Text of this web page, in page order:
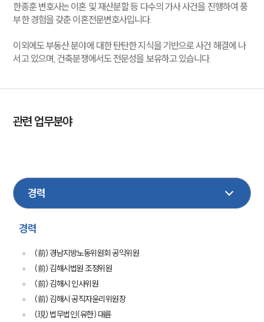
한종훈 변호사는 이혼 및 재산분할 등 다수의 가사 사건을 진행하여 풍
부한 경험을 갖춘 이혼전문변호사입니다.
이외에도 부동산 분야에 대한 탄탄한 지식을 기반으로 사건 해결에 나
서고 있으며, 건축분쟁에서도 전문성을 보유하고 있습니다.
관련 업무분야
경력
(前) 경남지방노동위원회 공익위원
(前) 김해시법원 조정위원
(前) 김해시 인사위원
(前) 김해시 공직자윤리위원장
(現) 법무법인(유한) 대륜